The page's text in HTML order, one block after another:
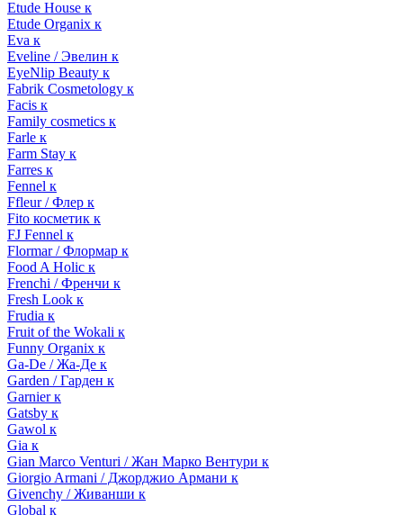
Etude House к
Etude Organix к
Eva к
Eveline / Эвелин к
EyeNlip Beauty к
Fabrik Cosmetology к
Facis к
Family cosmetics к
Farle к
Farm Stay к
Farres к
Fennel к
Ffleur / Флер к
Fito косметик к
FJ Fennel к
Flormar / Флормар к
Food A Holic к
Frenchi / Френчи к
Fresh Look к
Frudia к
Fruit of the Wokali к
Funny Organix к
Ga-De / Жа-Де к
Garden / Гарден к
Garnier к
Gatsby к
Gawol к
Gia к
Gian Marco Venturi / Жан Марко Вентури к
Giorgio Armani / Джорджио Армани к
Givenchy / Живанши к
Global к